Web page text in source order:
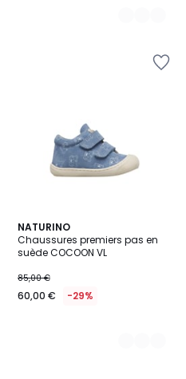
NATURINO
Chaussures premiers pas en
suède COCOON VL
85,00 €
60,00 € -29%
2
Couleurs